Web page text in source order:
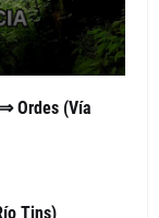
Ordes (Vía
Tins)